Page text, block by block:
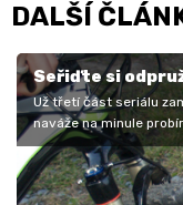
DALŠÍ
Seřiďte si
Už třetí část seriálu
naváže na minule
si detailně…